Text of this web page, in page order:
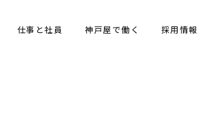
仕事と社員 神戸屋で働く 採用情報